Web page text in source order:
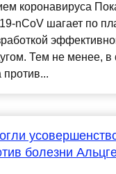
коронавируса
nCoV шагает по
Тем не менее,
против...
болезни